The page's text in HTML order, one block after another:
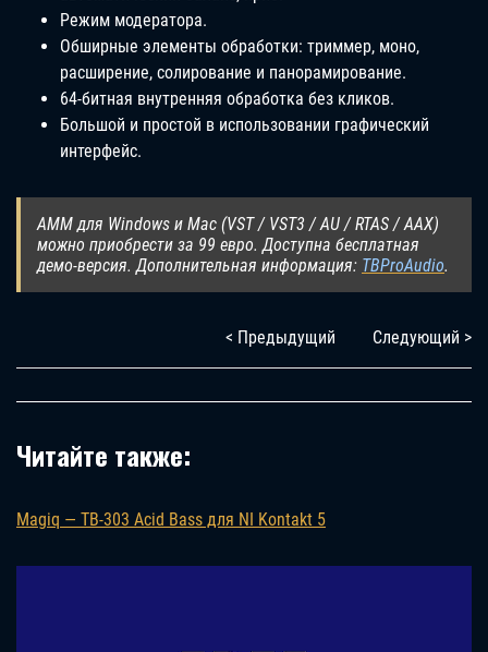
Режим модератора.
Обширные элементы обработки: триммер, моно,
расширение, солирование и панорамирование.
64-битная внутренняя обработка без кликов.
Большой и простой в использовании графический
интерфейс.
AMM для Windows и Mac (VST / VST3 / AU / RTAS / AAX)
можно приобрести за 99 евро. Доступна бесплатная
демо-версия. Дополнительная информация: TBProAudio.
< Предыдущий Следующий >
Читайте также:
Magiq — TB-303 Acid Bass для NI Kontakt 5